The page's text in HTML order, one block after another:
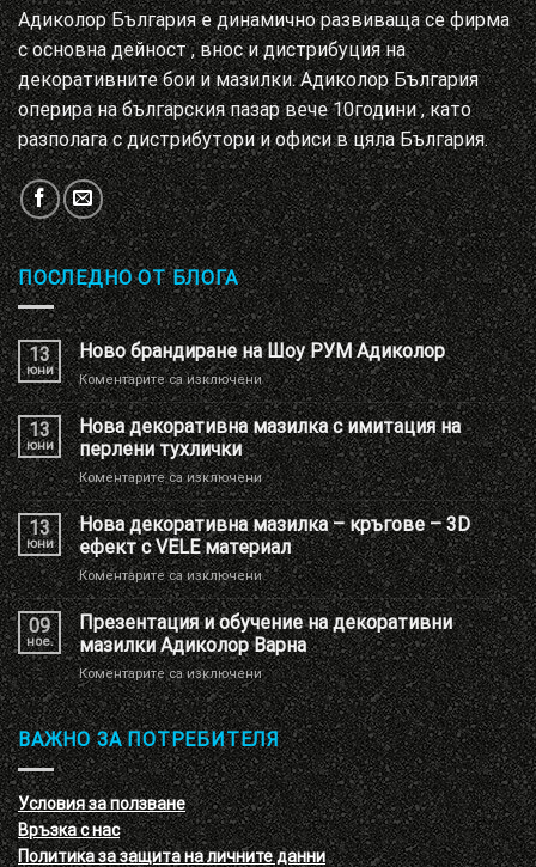
Адиколор България е динамично развиваща се фирма
с основна дейност , внос и дистрибуция на
декоративните бои и мазилки. Адиколор България
оперира на българския пазар вече 10години , като
разполага с дистрибутори и офиси в цяла България.
ПОСЛЕДНО ОТ БЛОГА
13
юни
Ново брандиране на Шоу РУМ Адиколор
Коментарите са изключениза
Ново
брандиране
на
Шоу
РУМ
Адиколор
13
юни
Нова декоративна мазилка с имитация на
перлени тухлички
Коментарите са изключениза
Нова
декоративна
мазилка
с
имитация
на
перлени
тухлички
13
юни
Нова декоративна мазилка – кръгове – 3D
ефект с VELE материал
Коментарите са изключениза
Нова
декоративна
мазилка
–
кръгове
–
3D
ефект
с
VELE
материал
09
ное.
Презентация и обучение на декоративни
мазилки Адиколор Варна
Коментарите са изключениза
Презентация
и
обучение
на
декоративни
мазилки
Адиколор
Варна
ВАЖНО ЗА ПОТРЕБИТЕЛЯ
Условия за ползване
Връзка с нас
Политика за защита на личните данни